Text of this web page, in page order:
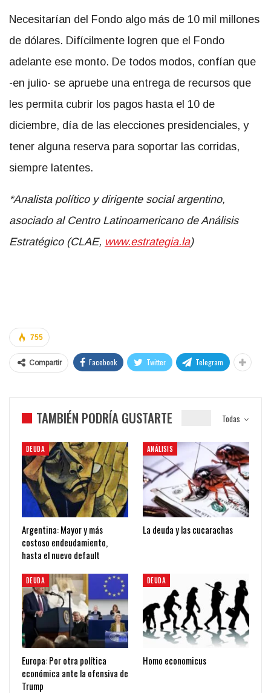
Necesitarían del Fondo algo más de 10 mil millones
de dólares. Difícilmente logren que el Fondo
adelante ese monto. De todos modos, confían que
-en julio- se apruebe una entrega de recursos que
les permita cubrir los pagos hasta el 10 de
diciembre, día de las elecciones presidenciales, y
tener alguna reserva para soportar las corridas,
siempre latentes.
*Analista político y dirigente social argentino,
asociado al Centro Latinoamericano de Análisis
Estratégico (CLAE, www.estrategia.la)
755
Compartir Facebook Twitter Telegram
Todas
TAMBIÉN PODRÍA GUSTARTE
DEUDA
Argentina: Mayor y más
costoso endeudamiento,
hasta el nuevo default
ANÁLISIS
La deuda y las cucarachas
DEUDA
Europa: Por otra política
económica ante la ofensiva de
Trump
DEUDA
Homo economicus